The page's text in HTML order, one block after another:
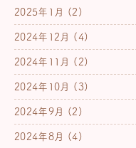
2025年1月 (2)
2024年12月 (4)
2024年11月 (2)
2024年10月 (3)
2024年9月 (2)
2024年8月 (4)